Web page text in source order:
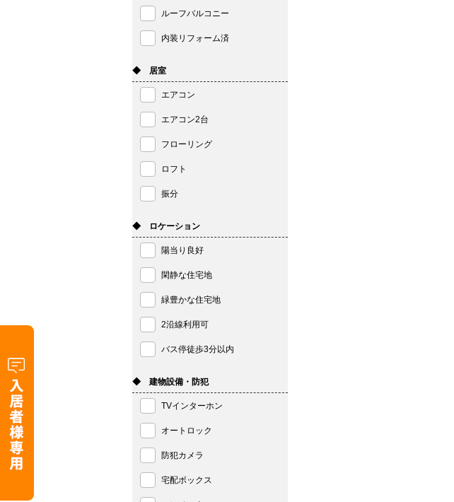
ルーフバルコニー
内装リフォーム済
◆ 居室
エアコン
エアコン2台
フローリング
ロフト
振分
◆ ロケーション
陽当り良好
閑静な住宅地
緑豊かな住宅地
2沿線利用可
バス停徒歩3分以内
◆ 建物設備・防犯
TVインターホン
オートロック
防犯カメラ
宅配ボックス